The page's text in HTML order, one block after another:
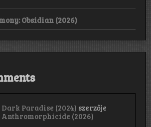
Obsidian (2026)
Dark Paradise (2024) szerzője
Anthromorphicide (2026)